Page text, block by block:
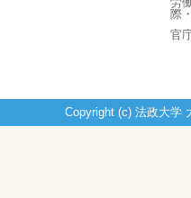
際
官
Copyright (c) 法政大学